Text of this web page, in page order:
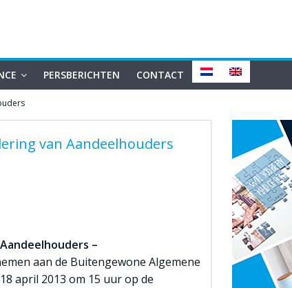
PERSBERICHTEN CONTACT
van Aandeelhouders
–
aan de Buitengewone Algemene
april 2013 om 15 uur op de